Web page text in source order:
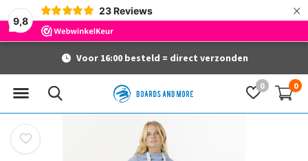
9,8
23 Reviews ×
0 0
Voor 16:00 besteld = direct verzonden